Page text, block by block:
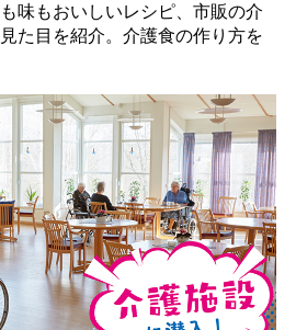
味もおいしいレシピ、市販の介
た目を紹介。介護食の作り方を